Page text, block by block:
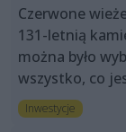
Czerwone
131-letnią
można było
wszystko, co
Inwestycje